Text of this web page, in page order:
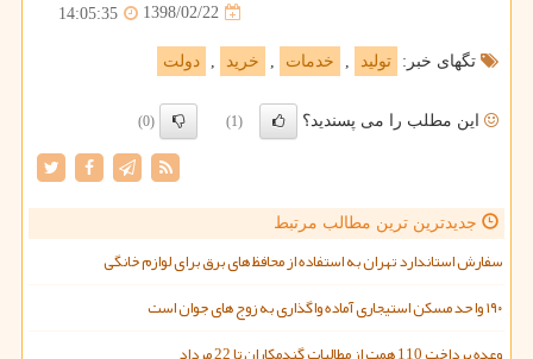
1398/02/22
14:05:35
تگهای خبر: تولید خدمات خرید دولت
این مطلب را می پسندید؟ (1)
(0)
جدیدترین ترین مطالب مرتبط
سفارش استاندارد تهران به استفاده از محافظ های برق برای لوازم خانگی
۱۹۰ واحد مسکن استیجاری آماده واگذاری به زوج های جوان است